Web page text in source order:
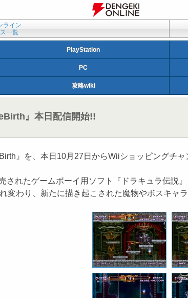
ライン
一覧
PlayStation
PC
攻略wiki
』本日配信開始!!
』を、本日10月27日からWiiショッピングチャ
れたゲームボーイ用ソフト『ドラキュラ伝説
変わり、新たに描き起こされた魔物やボスキャ